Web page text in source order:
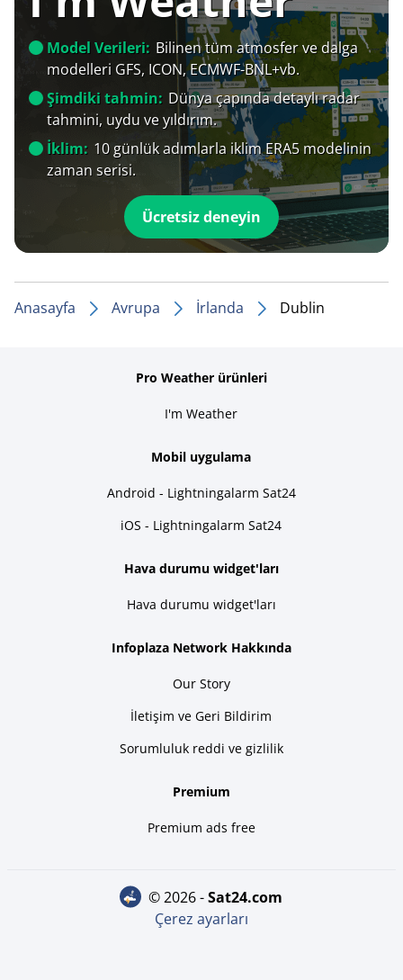
Model Verileri: Bilinen tüm atmosfer ve dalga
modelleri GFS, ICON, ECMWF-BNL+vb.
Şimdiki tahmin: Dünya çapında detaylı radar
tahmini, uydu ve yıldırım.
İklim: 10 günlük adımlarla iklim ERA5 modelinin
zaman serisi.
Ücretsiz deneyin
Anasayfa Avrupa İrlanda Dublin
Pro Weather ürünleri
I'm Weather
Mobil uygulama
Android - Lightningalarm Sat24
iOS - Lightningalarm Sat24
Hava durumu widget'ları
Hava durumu widget'ları
Infoplaza Network Hakkında
Our Story
İletişim ve Geri Bildirim
Sorumluluk reddi ve gizlilik
Premium
Premium ads free
© 2026 - sat24.com
Çerez ayarları